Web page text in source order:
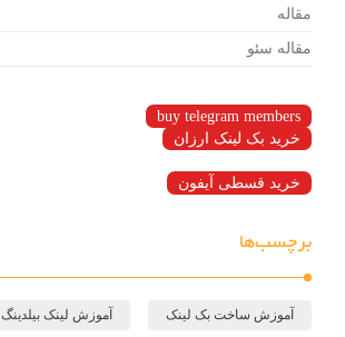
مقاله
مقاله سئو
buy telegram members
خرید بک لینک ارزان
خرید قسطی آیفون
برچسب‌ها
آموزش ساخت بک لینک آموزش لینک بیلدینگ